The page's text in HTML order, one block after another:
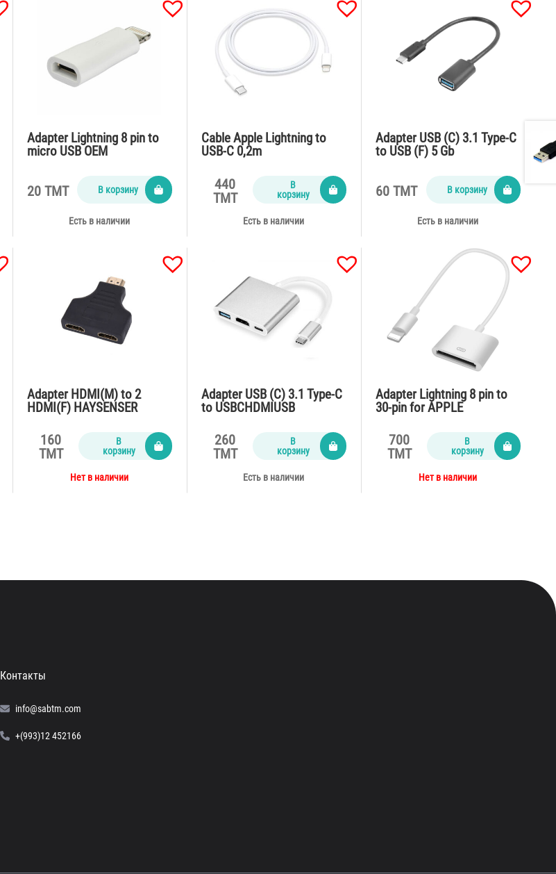
Adapter Lightning 8 pin to
micro USB OEM
20 TMT В корзину
Есть в наличии
Cable Apple Lightning to
USB-C 0,2m
440
TMT
В
корзину
Есть в наличии
Adapter USB (C) 3.1 Type-C
to USB (F) 5 Gb
60 TMT В корзину
Есть в наличии
Adapter HDMI(M) to 2
HDMI(F) HAYSENSER
160
TMT
В
корзину
Нет в наличии
Adapter USB (C) 3.1 Type-C
to USBCHDMIUSB
260
TMT
В
корзину
Есть в наличии
Adapter Lightning 8 pin to
30-pin for APPLE
700
TMT
В
корзину
Нет в наличии
Контакты
info@sabtm.com
+(993)12 452166